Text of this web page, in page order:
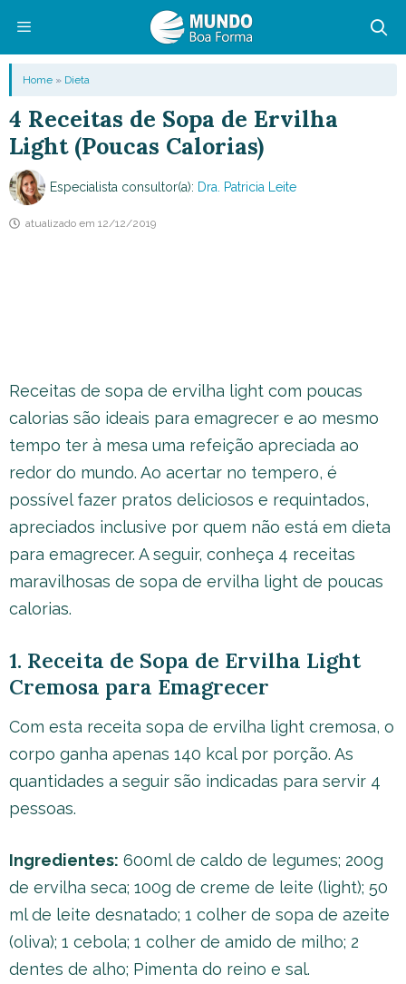
conteúdo
Menu
Home » Dieta
4 Receitas de Sopa de Ervilha
Light (Poucas Calorias)
Especialista consultor(a): Dra. Patricia Leite
atualizado em 12/12/2019
Receitas de sopa de ervilha light com poucas
calorias são ideais para emagrecer e ao mesmo
tempo ter à mesa uma refeição apreciada ao
redor do mundo. Ao acertar no tempero, é
possível fazer pratos deliciosos e requintados,
apreciados inclusive por quem não está em dieta
para emagrecer. A seguir, conheça 4 receitas
maravilhosas de sopa de ervilha light de poucas
calorias.
1. Receita de Sopa de Ervilha Light
Cremosa para Emagrecer
Com esta receita sopa de ervilha light cremosa, o
corpo ganha apenas 140 kcal por porção. As
quantidades a seguir são indicadas para servir 4
pessoas.
Ingredientes: 600ml de caldo de legumes; 200g
de ervilha seca; 100g de creme de leite (light); 50
ml de leite desnatado; 1 colher de sopa de azeite
(oliva); 1 cebola; 1 colher de amido de milho; 2
dentes de alho; Pimenta do reino e sal.